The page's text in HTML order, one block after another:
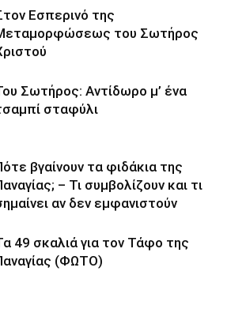
Εσπερινό της
του Σωτήρος
Σωτήρος: Αντίδωρο μ’ ένα
σταφύλι
βγαίνουν τα φιδάκια της
– Τι συμβολίζουν και τι
αν δεν εμφανιστούν
49 σκαλιά για τον Τάφο της
(ΦΩΤΟ)